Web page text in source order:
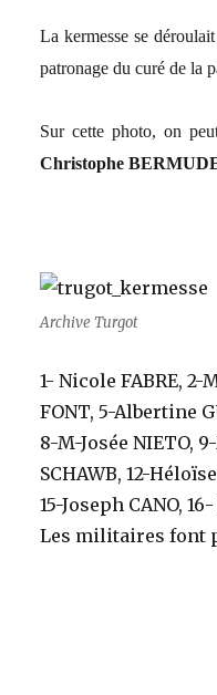
La kermesse se
patronage du curé de la
Sur cette photo, on
Christophe
Archive Turgot
1- Nicole FABRE,
FONT, 5-Albertine
8-M-Josée NIETO,
SCHAWB, 12-
15-Joseph CANO,
Les militaires font